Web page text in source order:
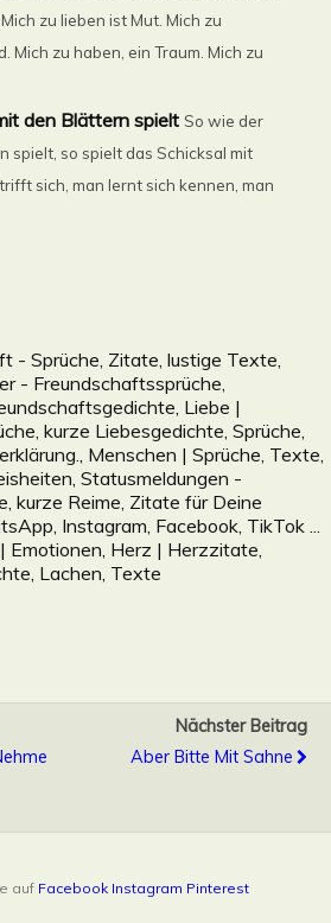
zu lieben ist Mut. Mich zu
Mich zu haben, ein Traum. Mich zu
den Blättern spielt So wie der
spielt, so spielt das Schicksal mit
sich, man lernt sich kennen, man
- Sprüche, Zitate, lustige Texte,
- Freundschaftssprüche,
Liebe |
kurze Liebesgedichte, Sprüche,
Menschen | Sprüche, Texte,
Statusmeldungen -
kurze Reime, Zitate für Deine
Instagram, Facebook, TikTok ...
Emotionen Herz | Herzzitate,
Lachen Texte
Nächster Beitrag
Aber Bitte Mit Sahne
auf Facebook Instagram Pinterest